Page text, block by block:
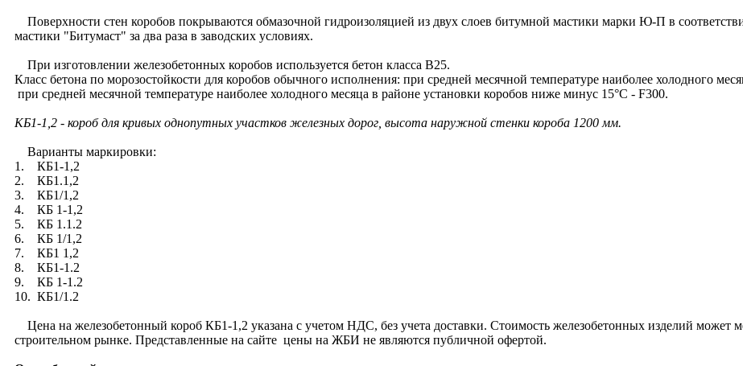
Поверхности стен коробов покрываются обмазочной гидроизоляцией из двух слоев битумной мастики марки Ю-П в
мастики "Битумаст" за два раза в заводских условиях.
При изготовлении железобетонных коробов используется бетон класса В25.
Класс бетона по морозостойкости для коробов обычного исполнения: при средней месячной температуре наиболее холодного
при средней месячной температуре наиболее холодного месяца в районе установки коробов ниже минус 15°С - F300.
КБ1-1,2 - короб для кривых однопутных участков железных дорог, высота наружной стенки короба 1200 мм.
Варианты маркировки:
1. КБ1-1,2
2. КБ1.1,2
3. КБ1/1,2
4. КБ 1-1,2
5. КБ 1.1.2
6. КБ 1/1,2
7. КБ1 1,2
8. КБ1-1.2
9. КБ 1-1.2
10. КБ1/1.2
Цена на железобетонный короб КБ1-1,2 указана с учетом НДС, без учета доставки. Стоимость железобетонных изделий может
строительном рынке. Представленные на сайте цены на ЖБИ не являются публичной офертой.